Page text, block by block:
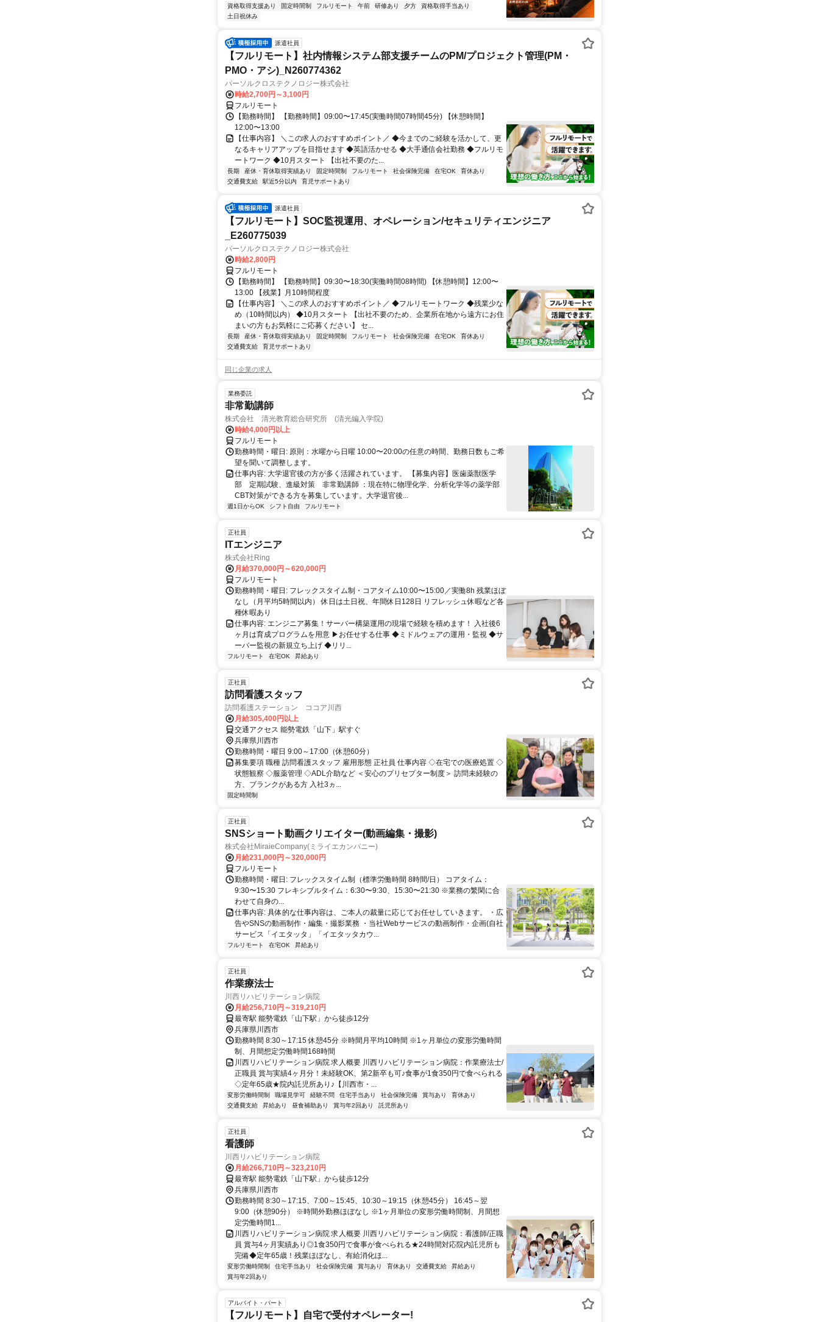
資格取得支援あり 固定時間制 フルリモート 午前 研修あり 夕方
資格取得手当あり
土日祝休み
派遣社員
【フルリモート】社内情報システム部支援チームのPM/プロジェクト管理(PM・
PMO・アシ)_N260774362
パーソルクロステクノロジー株式会社
時給2,700円～3,100円
フルリモート
【勤務時間】 【勤務時間】09:00〜17:45(実働時間07時間45分) 【休憩時間】
12:00〜13:00
【仕事内容】 ＼この求人のおすすめポイント／ ◆今までのご経験を活かして、更
なるキャリアアップを目指せます ◆英語活かせる ◆大手通信会社勤務 ◆フルリモ
ートワーク ◆10月スタート 【出社不要のた...
長期 産休・育休取得実績あり 固定時間制 フルリモート 社会保険完備 在宅OK
育休あり
交通費支給
駅近5分以内 育児サポートあり
派遣社員
【フルリモート】SOC監視運用、オペレーション/セキュリティエンジニア
_E260775039
パーソルクロステクノロジー株式会社
時給2,800円
フルリモート
【勤務時間】 【勤務時間】09:30〜18:30(実働時間08時間) 【休憩時間】12:00〜
13:00 【残業】月10時間程度
【仕事内容】 ＼この求人のおすすめポイント／ ◆フルリモートワーク ◆残業少な
め（10時間以内） ◆10月スタート 【出社不要のため、企業所在地から遠方にお住
まいの方もお気軽にご応募ください】 セ...
長期 産休・育休取得実績あり 固定時間制 フルリモート 社会保険完備 在宅OK
育休あり
交通費支給
育児サポートあり
同じ企業の求人
業務委託
非常勤講師
株式会社 清光教育総合研究所 (清光編入学院)
時給4,000円以上
フルリモート
勤務時間・曜日: 原則：水曜から日曜 10:00〜20:00の任意の時間、勤務日数もご希
望を聞いて調整します。
仕事内容: 大学退官後の方が多く活躍されています。 【募集内容】医歯薬獣医学
部 定期試験、進級対策 非常勤講師 ：現在特に物理化学、分析化学等の薬学部
CBT対策ができる方を募集しています。大学退官後...
週1日からOK シフト自由 フルリモート
正社員
ITエンジニア
株式会社Ring
月給370,000円～620,000円
フルリモート
勤務時間・曜日: フレックスタイム制・コアタイム10:00〜15:00／実働8h 残業ほぼ
なし（月平均5時間以内） 休日は土日祝、年間休日128日 リフレッシュ休暇など各
種休暇あり
仕事内容: エンジニア募集！サーバー構築運用の現場で経験を積めます！ 入社後6
ヶ月は育成プログラムを用意 ▶お任せする仕事 ◆ミドルウェアの運用・監視 ◆サ
ーバー監視の新規立ち上げ ◆リリ...
フルリモート 在宅OK 昇給あり
正社員
訪問看護スタッフ
訪問看護ステーション ココア川西
月給305,400円以上
交通アクセス 能勢電鉄「山下」駅すぐ
兵庫県川西市
勤務時間・曜日 9:00～17:00（休憩60分）
募集要項 職種 訪問看護スタッフ 雇用形態 正社員 仕事内容 ◇在宅での医療処置 ◇
状態観察 ◇服薬管理 ◇ADL介助など ＜安心のプリセプター制度＞ 訪問未経験の
方、ブランクがある方 入社3ヵ...
固定時間制
正社員
SNSショート動画クリエイター(動画編集・撮影)
株式会社MiraieCompany(ミライエカンパニー)
月給231,000円～320,000円
フルリモート
勤務時間・曜日: フレックスタイム制（標準労働時間 8時間/日） コアタイム：
9:30〜15:30 フレキシブルタイム：6:30〜9:30、15:30〜21:30 ※業務の繁閑に合
わせて自身の...
仕事内容: 具体的な仕事内容は、ご本人の裁量に応じてお任せしていきます。 ・広
告やSNSの動画制作・編集・撮影業務 ・当社Webサービスの動画制作・企画(自社
サービス「イエタッタ」「イエタッタカウ...
フルリモート 在宅OK 昇給あり
正社員
作業療法士
川西リハビリテーション病院
月給256,710円～319,210円
最寄駅 能勢電鉄「山下駅」から徒歩12分
兵庫県川西市
勤務時間 8:30～17:15 休憩45分 ※時間月平均10時間 ※1ヶ月単位の変形労働時間
制、月間想定労働時間168時間
川西リハビリテーション病院 求人概要 川西リハビリテーション病院：作業療法士/
正職員 賞与実績4ヶ月分！未経験OK、第2新卒も可♪食事が1食350円で食べられる
◇定年65歳★院内託児所あり♪【川西市・...
変形労働時間制 職場見学可 経験不問 住宅手当あり 社会保険完備 賞与あり
育休あり
交通費支給
昇給あり 昼食補助あり 賞与年2回あり 託児所あり
正社員
看護師
川西リハビリテーション病院
月給266,710円～323,210円
最寄駅 能勢電鉄「山下駅」から徒歩12分
兵庫県川西市
勤務時間 8:30～17:15、7:00～15:45、10:30～19:15（休憩45分） 16:45～翌
9:00（休憩90分） ※時間外勤務ほぼなし ※1ヶ月単位の変形労働時間制、月間想
定労働時間1...
川西リハビリテーション病院 求人概要 川西リハビリテーション病院：看護師/正職
員 賞与4ヶ月実績あり◎1食350円で食事が食べられる★24時間対応院内託児所も
完備◆定年65歳！残業ほぼなし、有給消化ほ...
変形労働時間制 住宅手当あり 社会保険完備 賞与あり 育休あり 交通費支給
昇給あり
賞与年2回あり
アルバイト・パート
【フルリモート】自宅で受付オペレーター!